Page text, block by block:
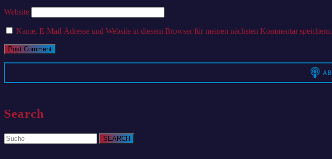
Website
Name, E-Mail-Adresse und Website in diesem Browser für meinen nächsten Kommentar speichern.
Search
Search
for: